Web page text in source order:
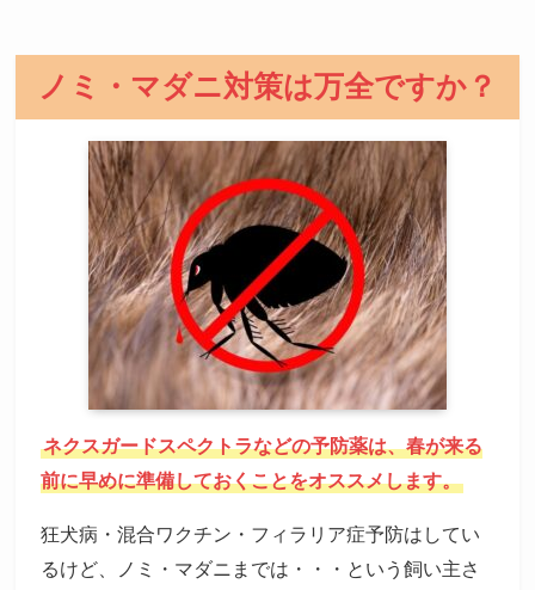
ノミ・マダニ対策は万全ですか？
ネクスガードスペクトラなどの予防薬は、春が来る
前に早めに準備しておくことをオススメします。
狂犬病・混合ワクチン・フィラリア症予防はしてい
るけど、ノミ・マダニまでは・・・という飼い主さ